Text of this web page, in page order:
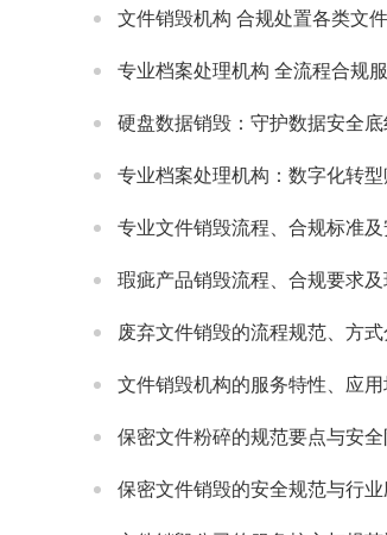
文件销毁机构 合规处置各类文件 守护信息安
专业档案处理机构 全流程合规服务 助力政企档案管理提
硬盘数据销毁：守护数据安全底线，主流服务公司实
专业档案处理机构：数字化转型赋能，主流机构实力与行业
专业文件销毁流程、合规标准及安全防
瑕疵产品销毁流程、合规要求及环保处
废弃文件销毁的流程规范、方式分类及安全注
文件销毁机构的服务特性、应用场景及选型要
保密文件粉碎的规范要点与安全
保密文件销毁的安全规范与行业